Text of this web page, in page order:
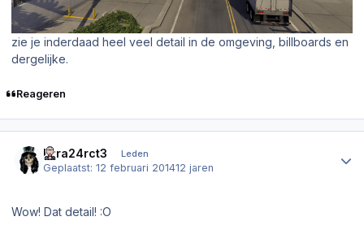
zie je inderdaad heel veel detail in de omgeving, billboards en
dergelijke.
Reageren
Ezra24rct3 Leden
Geplaatst:12 februari 201412 jaren
Wow! Dat detail! :O